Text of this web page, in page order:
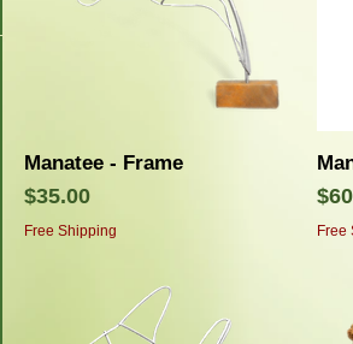
クイックビュー
Manatee - Frame
価格
$35.00
Free Shipping
価
Free